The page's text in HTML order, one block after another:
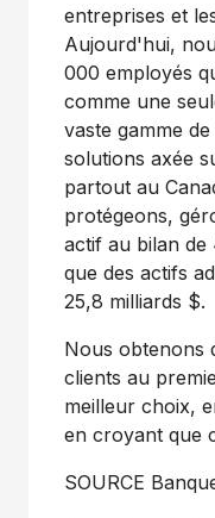
entreprises et
Aujourd'hui,
000 employés
comme une
vaste gamme
solutions axée
partout au
protégeons,
actif au bilan de
que des actifs
25,8 milliards $.
Nous obtenons
clients au
meilleur choix,
en croyant que
SOURCE